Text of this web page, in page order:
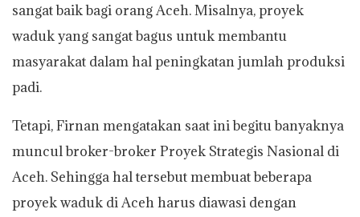
sangat baik bagi orang Aceh. Misalnya, proyek
waduk yang sangat bagus untuk membantu
masyarakat dalam hal peningkatan jumlah produksi
padi.
Tetapi, Firnan mengatakan saat ini begitu banyaknya
muncul broker-broker Proyek Strategis Nasional di
Aceh. Sehingga hal tersebut membuat beberapa
proyek waduk di Aceh harus diawasi dengan